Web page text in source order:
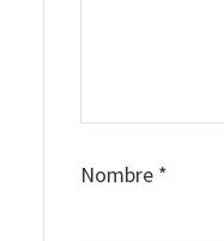
Nombre *